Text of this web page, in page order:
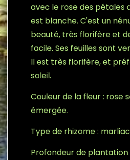
avec le rose des pétales
est blanche. C'est un
beauté, très florifère et
facile. Ses feuilles sont
Il est très florifère, et
soleil.
Couleur de la fleur : rose
émergée.
Type de rhizome : marliac
Profondeur de